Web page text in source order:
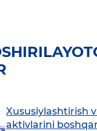
Xususiylashtirish
aktivlarini